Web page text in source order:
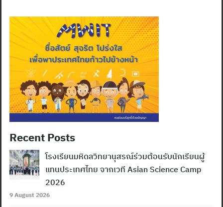
Recent Posts
โรงเรียนมหิดลวิทยานุสรณ์ร่วมต้อนรับนักเรียนผู้
แทนประเทศไทย จากเวที Asian Science Camp
2026
9 August 2026